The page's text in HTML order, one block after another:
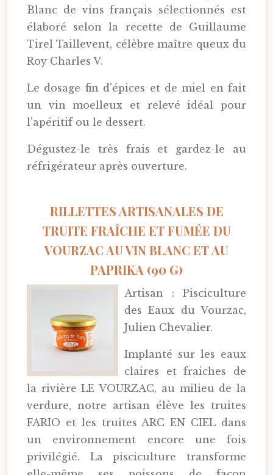
Blanc de vins français sélectionnés est
élaboré selon la recette de Guillaume
Tirel Taillevent, célèbre maître queux du
Roy Charles V.
Le dosage fin d'épices et de miel en fait
un vin moelleux et relevé idéal pour
l'apéritif ou le dessert.
Dégustez-le très frais et gardez-le au
réfrigérateur après ouverture.
RILLETTES ARTISANALES DE
TRUITE FRAÎCHE ET FUMÉE DU
VOURZAC AU VIN BLANC ET AU
PAPRIKA (90 G)
Artisan : Pisciculture
des Eaux du Vourzac,
Julien Chevalier.
Implanté sur les eaux
claires et fraiches de
la rivière LE VOURZAC, au milieu de la
verdure, notre artisan élève les truites
FARIO et les truites ARC EN CIEL dans
un environnement encore une fois
privilégié. La pisciculture transforme